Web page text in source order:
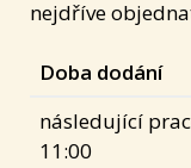
nejdříve
Doba dodání
následující
11:00